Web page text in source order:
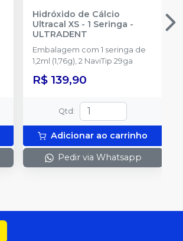
Hidróxido de Cálcio
Ultracal XS - 1 Seringa -
ULTRADENT
Embalagem com 1 seringa de
1,2ml (1,76g), 2 NaviTip 29ga
R$ 139,90
Qtd :
Adicionar ao carrinho
Pedir via Whatsapp